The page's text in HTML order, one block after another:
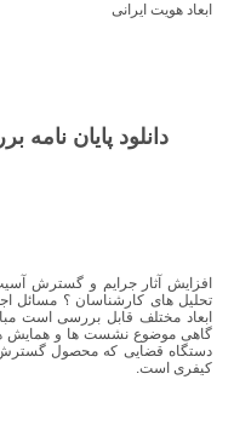
ابعاد هویت ایرانی
دانلود پایان
افزایش آثار جرایم و گسترش
تحلیل های کارشناسان ؟ مسائل
ابعاد مختلف قابل بررسی است
گاهی موضوع نشست ها و همایش
دستگاه قضایی که محصول
کیفری است.